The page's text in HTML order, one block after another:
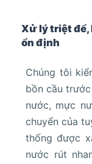
Xử lý triệt
ổn định
Chúng tôi
bồn cầu
nước, mực
chuyển của
thống được
nước rút